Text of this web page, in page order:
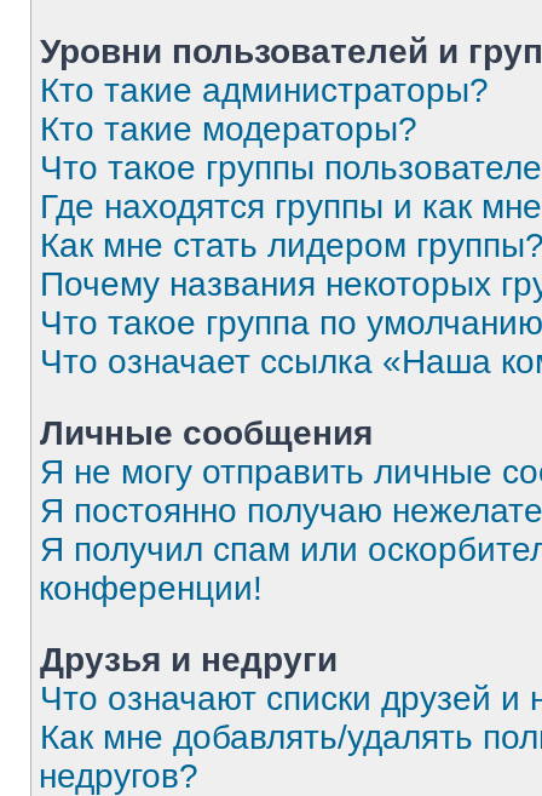
Уровни пользователей и
Кто такие администраторы?
Кто такие модераторы?
Что такое группы
Где находятся группы и как
Как мне стать лидером
Почему названия некоторых
Что такое группа по
Что означает ссылка «Наша
Личные сообщения
Я не могу отправить личные
Я постоянно получаю
Я получил спам или
конференции!
Друзья и недруги
Что означают списки друзей и
Как мне добавлять/удалять
недругов?